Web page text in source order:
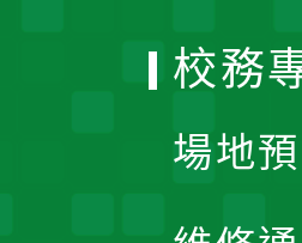
校務
場地